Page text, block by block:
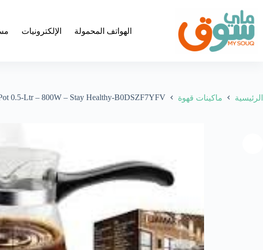
إلى
المحتوى
الهواتف المحمولة الإلكترونيات
الرئيسية ماكينات قهوة 0.5-Ltr – 800W – Stay Healthy-B0DSZF7YFV